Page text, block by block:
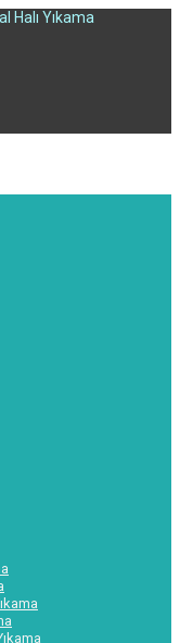
Halı Yıkama